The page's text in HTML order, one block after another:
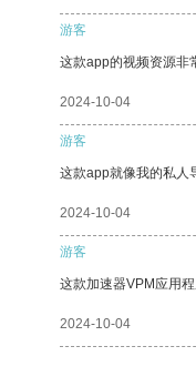
游客
这款app的视频资源非
2024-10-04
游客
这款app就像我的私人
2024-10-04
游客
这款加速器VPM应用
2024-10-04